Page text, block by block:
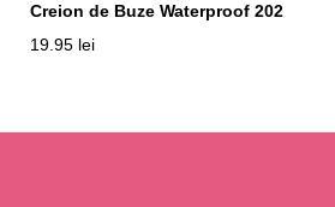
Creion de Buze Waterproof 202
19.95 lei